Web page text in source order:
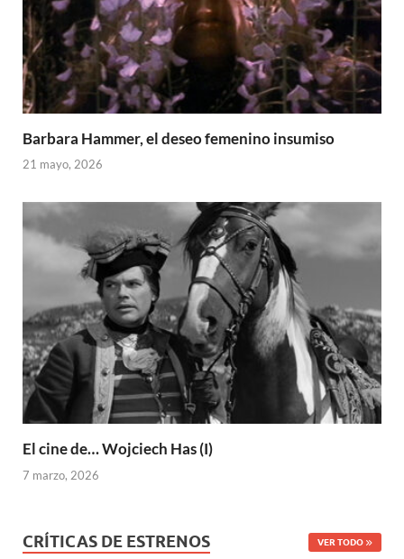
Barbara Hammer, el deseo femenino insumiso
21 mayo, 2026
El cine de… Wojciech Has (I)
7 marzo, 2026
CRÍTICAS DE ESTRENOS VER TODO